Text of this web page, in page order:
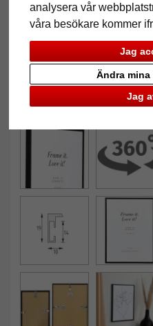
analysera vår
våra besökare kommer
Jag
Jag
Ändra